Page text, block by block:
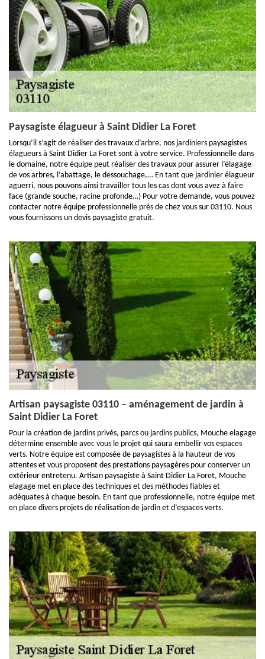
Paysagiste élagueur à Saint Didier La Foret
Lorsqu’il s’agit de réaliser des travaux d’arbre, nos jardiniers paysagistes
élagueurs à Saint Didier La Foret sont à votre service. Professionnelle dans
le domaine, notre équipe peut réaliser des travaux pour assurer l’élagage
de vos arbres, l’abattage, le dessouchage,… En tant que jardinier élagueur
aguerri, nous pouvons ainsi travailler tous les cas dont vous avez à faire
face (grande souche, racine profonde…) Pour votre demande, vous pouvez
contacter notre équipe professionnelle près de chez vous sur 03110. Nous
vous fournissons un devis paysagiste gratuit.
Artisan paysagiste 03110 – aménagement de jardin à
Saint Didier La Foret
Pour la création de jardins privés, parcs ou jardins publics, Mouche elagage
détermine ensemble avec vous le projet qui saura embellir vos espaces
verts. Notre équipe est composée de paysagistes à la hauteur de vos
attentes et vous proposent des prestations paysagères pour conserver un
extérieur entretenu. Artisan paysagiste à Saint Didier La Foret, Mouche
elagage met en place des techniques et des méthodes fiables et
adéquates à chaque besoin. En tant que professionnelle, notre équipe met
en place divers projets de réalisation de jardin et d’espaces verts.